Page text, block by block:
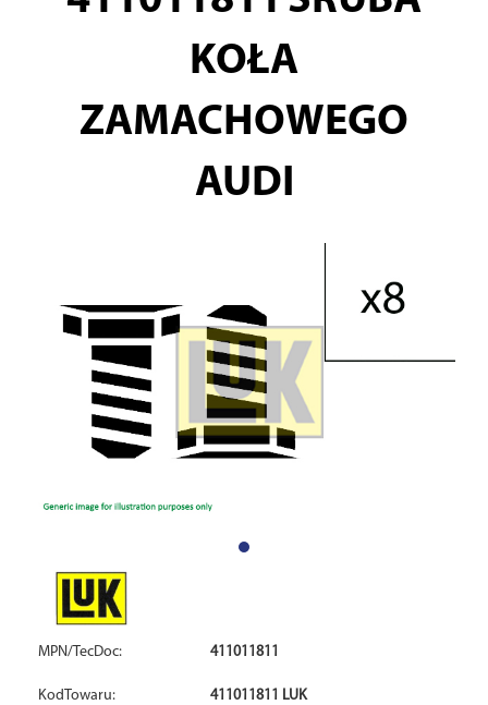
KOŁA
ZAMACHOWEGO
AUDI
MPN/TecDoc: 411011811
KodTowaru: 411011811 LUK